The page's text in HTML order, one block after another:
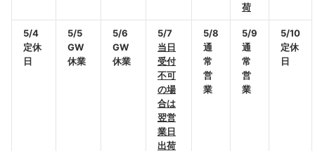
荷
5/4
定休
日
5/5
GW
休業
5/6
GW
休業
5/7
当日
受付
不可
の場
合は
翌営
業日
出荷
5/8
通
常
営
業
5/9
通
常
営
業
5/10
定休
日